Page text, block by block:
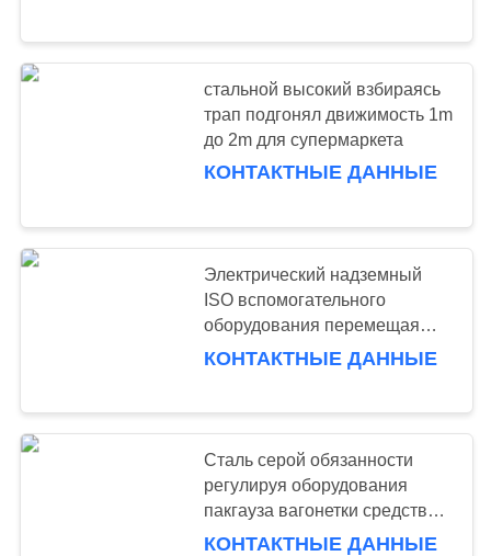
ЗАПРОС
PRIVACY
POLICY
средств шкаф
обязанности
Свет долг
стеллажей
стальной высокий взбираясь
трап подгонял движимость 1m
до 2m для супермаркета
КОНТАКТНЫЕ ДАННЫЕ
Электрический надземный
ISO вспомогательного
оборудования перемещая
крана
КОНТАКТНЫЕ ДАННЫЕ
Сталь серой обязанности
регулируя оборудования
пакгауза вагонетки средств
холодная с колесом
КОНТАКТНЫЕ ДАННЫЕ